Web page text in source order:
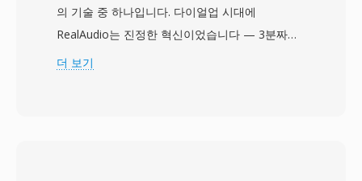
의 기술 중 하나입니다. 다이얼업 시대에
RealAudio는 진정한 혁신이었습니다 — 3분짜리
노래의 전체 다운로드에 30분이 걸릴 수 있던 시
더 보기